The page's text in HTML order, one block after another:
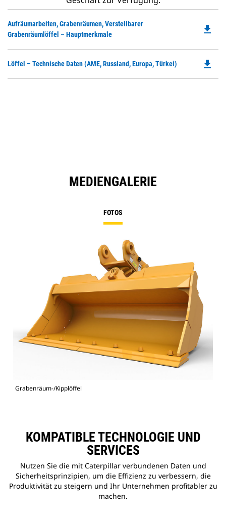
Aufräumarbeiten, Grabenräumen, Verstellbarer
Grabenräumlöffel – Hauptmerkmale
file_download
Löffel – Technische Daten (AME, Russland, Europa, Türkei) file_download
MEDIENGALERIE
FOTOS
Grabenräum-/Kipplöffel
KOMPATIBLE TECHNOLOGIE UND
SERVICES
Nutzen Sie die mit Caterpillar verbundenen Daten und
Sicherheitsprinzipien, um die Effizienz zu verbessern, die
Produktivität zu steigern und Ihr Unternehmen profitabler zu
machen.